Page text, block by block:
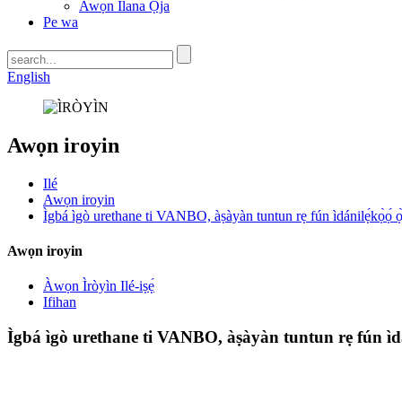
Awọn Ilana Ọja
Pe wa
English
Awọn iroyin
Ilé
Awọn iroyin
Ìgbá ìgò urethane ti VANBO, àṣàyàn tuntun rẹ fún ìdánilẹ́kọ̀ọ́
Awọn iroyin
Àwọn Ìròyìn Ilé-iṣẹ́
Ifihan
Ìgbá ìgò urethane ti VANBO, àṣàyàn tuntun rẹ fún